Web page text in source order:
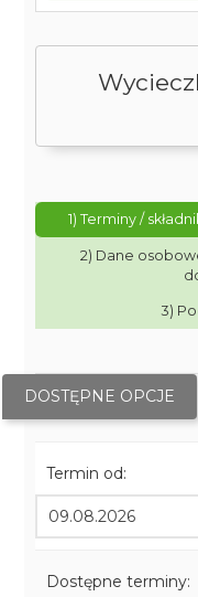
1) Terminy /
2) Dane
3)
DOSTĘPNE OPCJE
Termin od:
Dostępne terminy: